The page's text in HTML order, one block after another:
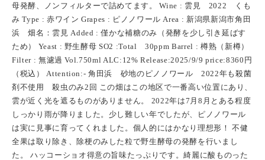
母発酵、ノンフィルターで詰めてます。 Wine : 雲見 2022 くも
み Type : 赤ワイン Grapes : ピノノワール Area : 新潟県新潟市角田
浜 畑名：雲見 Added : 僅かな補糖のみ（発酵を少し引き延ばす
ため） Yeast : 野生酵母 SO2 :Total 30ppm Barrel : 樽熟（新樽）
Filter : 無濾過 Vol.750ml ALC:12% Release:2025/9/9 price:8360円
（税込） Attention:- 角田浜 砂地のピノノワール 2022年も殺菌
剤不使用 殺虫のみ2回 この畑はこの地区で一番高い位置にあり、
雲が近く光を遮るものがありません。 2022年は7月8月とある程度
しっかり雨が降りました。少し難しい年でしたが、ピノノワール
は実に見事に育ってくれました。個人的にはかなり理想形！ 不健
全果は取り除き、除梗のみした粒で野生酵母の発酵を行いまし
た。 ハッコーショオ得意の旨味たっぷりです。綺麗に酸ものった